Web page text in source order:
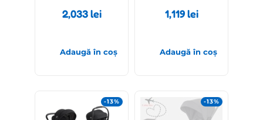
2,033lei
Adaugă în coș
1,119lei
Adaugă în coș
-13% -13%